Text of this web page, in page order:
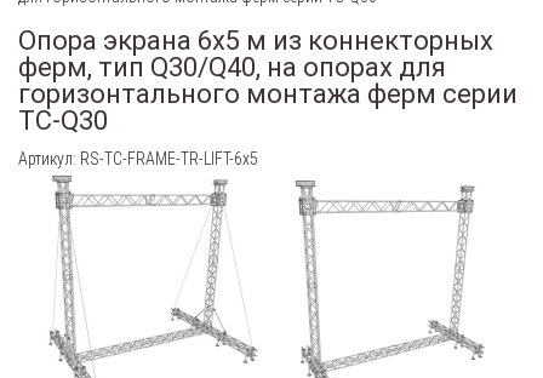
Опора экрана 6х5 м из коннекторных
ферм, тип Q30/Q40, на опорах для
горизонтального монтажа ферм серии
TC-Q30
Артикул: RS-TC-FRAME-TR-LIFT-6x5